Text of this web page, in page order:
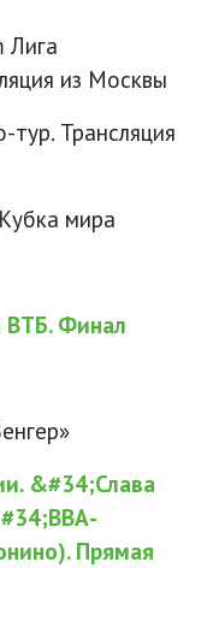
Лига
из Москвы
Трансляция
мира
ВТБ. Финал
&#34;Слава
Прямая